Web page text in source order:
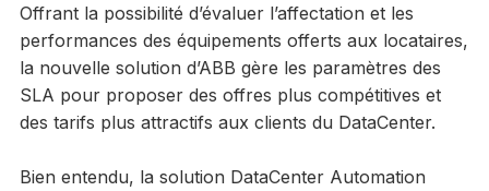
Offrant la possibilité d’évaluer l’affectation et les
performances des équipements offerts aux locataires,
la nouvelle solution d’ABB gère les paramètres des
SLA pour proposer des offres plus compétitives et
des tarifs plus attractifs aux clients du DataCenter.
Bien entendu, la solution DataCenter Automation